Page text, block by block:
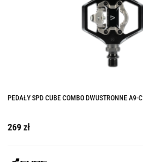
PEDAŁY SPD CUBE COMBO DWUSTRONNE A9-C
269 zł